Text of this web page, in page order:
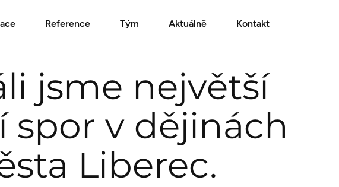
Reference Tým Aktuálně Kontakt
jsme největší
spor v dějinách
Liberec.